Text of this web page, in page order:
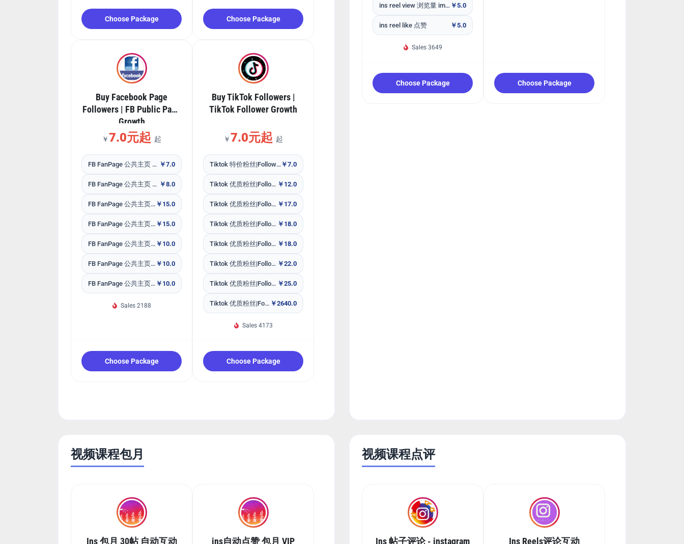
Choose Package Choose Package
Buy Facebook Page
Followers | FB Public Page
Growth
￥7.0元起 起
FB FanPage 公共主页 专页粉丝|追踪\Follower ￥7.0
FB FanPage 公共主页 专页赞|Likes ￥8.0
FB FanPage 公共主页 专页赞|Likes USA ￥15.0
FB FanPage 公共主页 专页赞|Likes USA ￥15.0
FB FanPage 公共主页 专页粉丝|追踪\Follower华人港台 ￥10.0
FB FanPage 公共主页 专页 随机评论 reviews ￥10.0
FB FanPage 公共主页 专页5星好评Yes ￥10.0
Sales 2188
Choose Package
Buy TikTok Followers |
TikTok Follower Growth
￥7.0元起 起
Tiktok 特价粉丝|Follow 掉 不补 无售后 ￥7.0
Tiktok 优质粉丝|Follow 包补30天 ￥12.0
Tiktok 优质粉丝|Follow 亚洲-东南亚 包补30天 ￥17.0
Tiktok 优质粉丝|Follow Female 包补30天 ￥18.0
Tiktok 优质粉丝|Follow Male 包补30天 ￥18.0
Tiktok 优质粉丝|Follow USA 美国 包补30天 ￥22.0
Tiktok 优质粉丝|Follow 包补60天 ￥25.0
Tiktok 优质粉丝|Follow 包补30天【10K套餐包】 ￥2640.0
Sales 4173
Choose Package
ins reel view 浏览量 impression曝光 优质 ￥5.0
ins reel like 点赞 ￥5.0
Sales 3649
Choose Package Choose Package
视频课程包月
Ins 包月 30帖 自动互动 ins自动点赞 包月 VIP
视频课程点评
Ins 帖子评论 - instagram
Ins Reels评论互动